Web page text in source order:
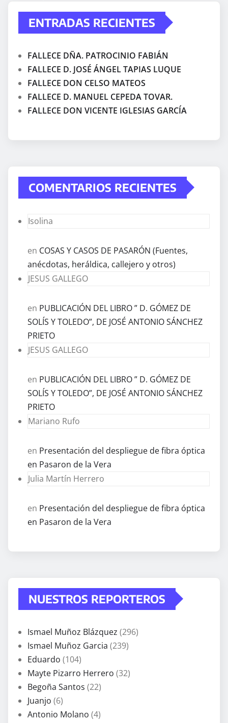
ENTRADAS RECIENTES
FALLECE DÑA. PATROCINIO FABIÁN
FALLECE D. JOSÉ ÁNGEL TAPIAS LUQUE
FALLECE DON CELSO MATEOS
FALLECE D. MANUEL CEPEDA TOVAR.
FALLECE DON VICENTE IGLESIAS GARCÍA
COMENTARIOS RECIENTES
Isolina
en COSAS Y CASOS DE PASARÓN (Fuentes,
anécdotas, heráldica, callejero y otros)
JESUS GALLEGO
en PUBLICACIÓN DEL LIBRO ” D. GÓMEZ DE
SOLÍS Y TOLEDO”, DE JOSÉ ANTONIO SÁNCHEZ
PRIETO
JESUS GALLEGO
en PUBLICACIÓN DEL LIBRO ” D. GÓMEZ DE
SOLÍS Y TOLEDO”, DE JOSÉ ANTONIO SÁNCHEZ
PRIETO
Mariano Rufo
en Presentación del despliegue de fibra óptica
en Pasaron de la Vera
Julia Martín Herrero
en Presentación del despliegue de fibra óptica
en Pasaron de la Vera
NUESTROS REPORTEROS
Ismael Muñoz Blázquez (296)
Ismael Muñoz Garcia (239)
Eduardo (104)
Mayte Pizarro Herrero (32)
Begoña Santos (22)
Juanjo (6)
Antonio Molano (4)